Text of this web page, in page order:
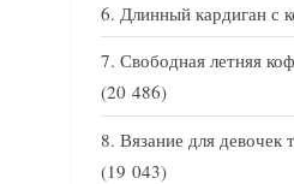
Длинный кардиган с
Свободная летняя
(20 486)
Вязание для девочек
(19 043)